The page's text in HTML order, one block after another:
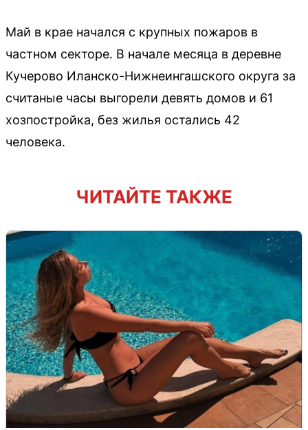
Май в крае начался с крупных пожаров в
частном секторе. В начале месяца в деревне
Кучерово Иланско-Нижнеингашского округа за
считаные часы выгорели девять домов и 61
хозпостройка, без жилья остались 42
человека.
ЧИТАЙТЕ ТАКЖЕ